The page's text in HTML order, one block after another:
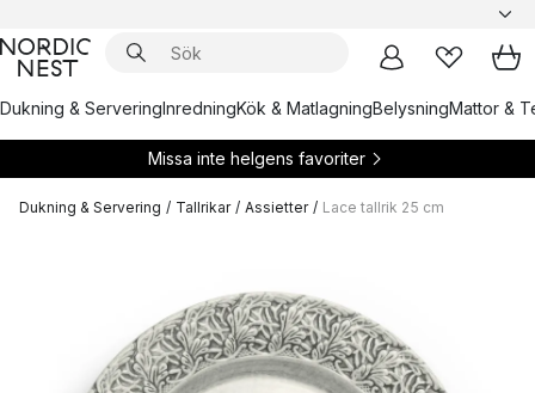
Dukning & ServeringInredningKök & MatlagningBelysningMattor &
Missa inte helgens favoriter
Dukning & Servering / Tallrikar / Assietter / Lace tallrik 25 cm